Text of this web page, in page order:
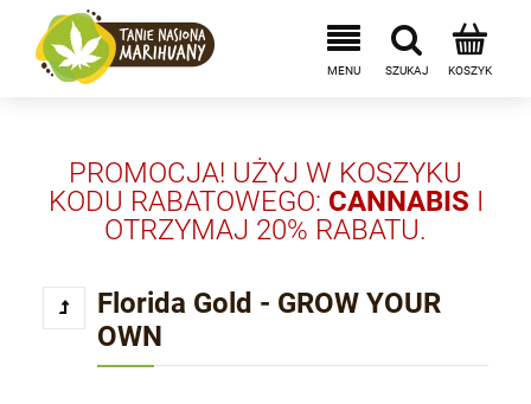
PROMOCJA! UŻYJ W KOSZYKU
KODU RABATOWEGO: CANNABIS I
OTRZYMAJ 20% RABATU.
Florida Gold - GROW YOUR
OWN